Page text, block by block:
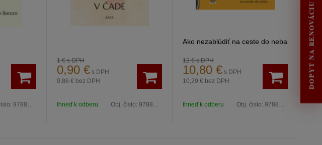
DOPYT NA RENOVÁCIU
9788089994694
1 €s DPH
0,90 € s DPH
0,86 € bez DPH
Ihneď k odberu Obj. čislo: 9788081921810
Ako nezablúdiť na ceste do neba
12 €s DPH
10,80 € s DPH
10,29 € bez DPH
Ihneď k odberu Obj. čislo: 9788082117908